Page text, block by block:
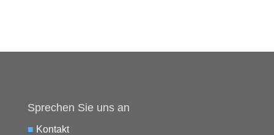
Sprechen Sie uns an
■ Kontakt